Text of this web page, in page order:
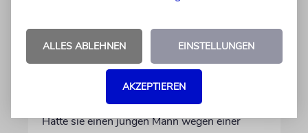
Tagesspiegel-Vorwürfe
gegen Karoline Preisler: Nun
antwortet die FDP-
Politikerin
Hatte sie einen jungen Mann wegen einer
ALLES ABLEHNEN EINSTELLUNGEN
AKZEPTIEREN